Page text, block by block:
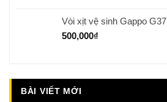
Vòi xịt vệ sinh Gappo G37
500,000₫
BÀI VIẾT MỚI